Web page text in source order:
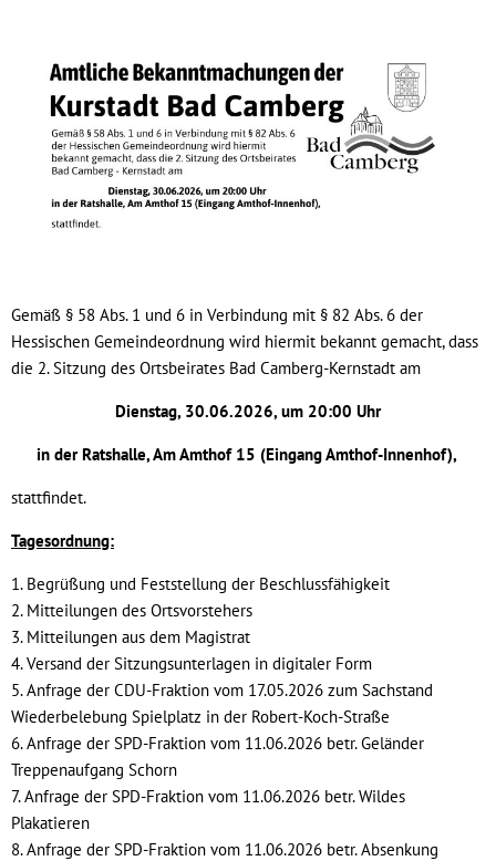
Gemäß § 58 Abs. 1 und 6 in Verbindung mit § 82 Abs. 6 der
Hessischen Gemeindeordnung wird hiermit bekannt gemacht, dass
die 2. Sitzung des Ortsbeirates Bad Camberg-Kernstadt am
Dienstag, 30.06.2026, um 20:00 Uhr
in der Ratshalle, Am Amthof 15 (Eingang Amthof-Innenhof),
stattfindet.
Tagesordnung:
1. Begrüßung und Feststellung der Beschlussfähigkeit
2. Mitteilungen des Ortsvorstehers
3. Mitteilungen aus dem Magistrat
4. Versand der Sitzungsunterlagen in digitaler Form
5. Anfrage der CDU-Fraktion vom 17.05.2026 zum Sachstand
Wiederbelebung Spielplatz in der Robert-Koch-Straße
6. Anfrage der SPD-Fraktion vom 11.06.2026 betr. Geländer
Treppenaufgang Schorn
7. Anfrage der SPD-Fraktion vom 11.06.2026 betr. Wildes
Plakatieren
8. Anfrage der SPD-Fraktion vom 11.06.2026 betr. Absenkung